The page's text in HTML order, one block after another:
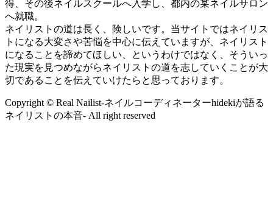
得、その後ネイルスクールへ入学し、都内の某ネイルサロン
へ就職。
ネイリストの道は長く、険しいです。当サイトではネイリス
トになる大変さや苦悩を中心に伝えていますが、ネイリスト
になることを諦めてほしい、というわけではなく、そういっ
た現実を見つめながらネイリストの道を志していくことが大
切であることを伝えていけたらと思っております。
Copyright © Real Nailist-ネイルコーディネーターhidekiが語る
ネイリストの本音- All right reserved